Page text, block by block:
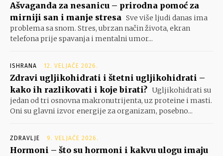
Ašvaganda za nesanicu – prirodna pomoć za
mirniji san i manje stresa Sve više ljudi danas ima
problema sa snom. Stres, ubrzan način života, ekran
telefona prije spavanja i mentalni umor...
ISHRANA 12. VELJAČE 2026.
Zdravi ugljikohidrati i štetni ugljikohidrati –
kako ih razlikovati i koje birati? Ugljikohidrati su
jedan od tri osnovna makronutrijenta, uz proteine i masti.
Oni su glavni izvor energije za organizam, posebno...
ZDRAVLJE 9. VELJAČE 2026.
Hormoni – što su hormoni i kakvu ulogu imaju